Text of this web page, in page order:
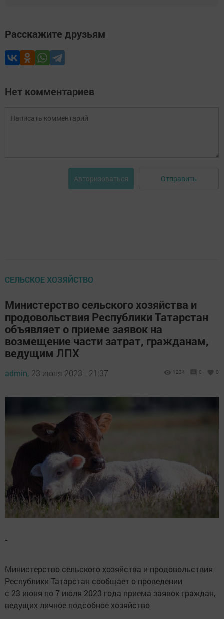
Расскажите друзьям
Нет комментариев
Авторизоваться Отправить
СЕЛЬСКОЕ ХОЗЯЙСТВО
Министерство сельского хозяйства и
продовольствия Республики Татарстан
объявляет о приеме заявок на
возмещение части затрат, гражданам,
ведущим ЛПХ
admin, 23 июня 2023 - 21:37 1234 0 0
-
Министерство сельского хозяйства и продовольствия
Республики Татарстан сообщает о проведении
с 23 июня по 7 июля 2023 года приема заявок граждан,
ведущих личное подсобное хозяйство